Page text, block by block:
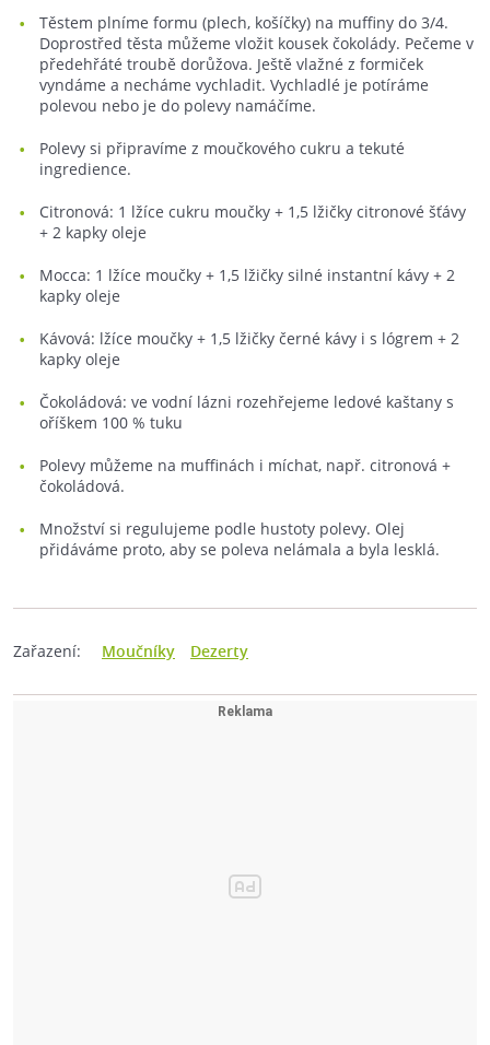
Těstem plníme formu (plech, košíčky) na muffiny do 3/4.
Doprostřed těsta můžeme vložit kousek čokolády. Pečeme v
předehřáté troubě dorůžova. Ještě vlažné z formiček
vyndáme a necháme vychladit. Vychladlé je potíráme
polevou nebo je do polevy namáčíme.
Polevy si připravíme z moučkového cukru a tekuté
ingredience.
Citronová: 1 lžíce cukru moučky + 1,5 lžičky citronové šťávy
+ 2 kapky oleje
Mocca: 1 lžíce moučky + 1,5 lžičky silné instantní kávy + 2
kapky oleje
Kávová: lžíce moučky + 1,5 lžičky černé kávy i s lógrem + 2
kapky oleje
Čokoládová: ve vodní lázni rozehřejeme ledové kaštany s
oříškem 100 % tuku
Polevy můžeme na muffinách i míchat, např. citronová +
čokoládová.
Množství si regulujeme podle hustoty polevy. Olej
přidáváme proto, aby se poleva nelámala a byla lesklá.
Zařazení: Moučníky Dezerty